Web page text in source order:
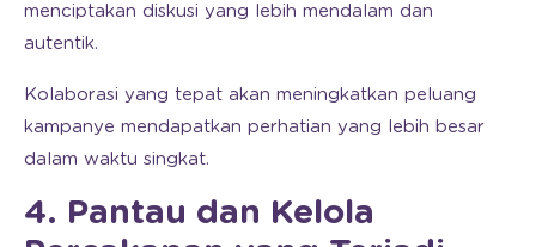
menciptakan diskusi yang lebih mendalam dan
autentik.
Kolaborasi yang tepat akan meningkatkan peluang
kampanye mendapatkan perhatian yang lebih besar
dalam waktu singkat.
4. Pantau dan Kelola